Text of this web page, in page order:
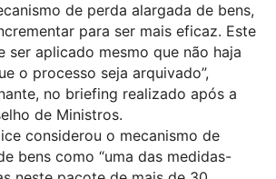
de perda alargada de bens,
para ser mais eficaz. Este
ser aplicado mesmo que não haja
o processo seja arquivado”,
no briefing realizado após a
de Ministros.
considerou o mecanismo de
bens como “uma das medidas-